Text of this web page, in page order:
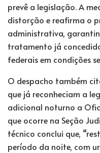
prevê a legislação. A
distorção e reafirma o
administrativa,
tratamento já
federais em condições
O despacho também
que já reconheciam a
adicional noturno a
que ocorre na Seção
técnico conclui que,
período da noite, com